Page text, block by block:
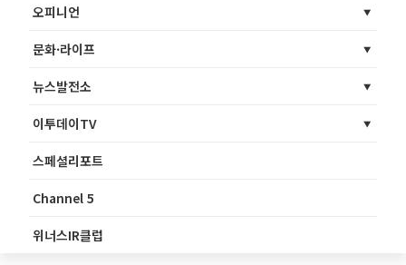
오피니언
문화·라이프
뉴스발전소
이투데이TV
스페셜리포트
Channel 5
위너스IR클럽